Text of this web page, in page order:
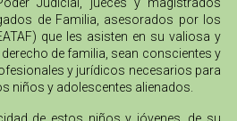
Judicial, jueces y magistrados
de Familia, asesorados por los
que les asisten en su valiosa y
de familia, sean conscientes y
y jurídicos necesarios para
niños y adolescentes alienados.